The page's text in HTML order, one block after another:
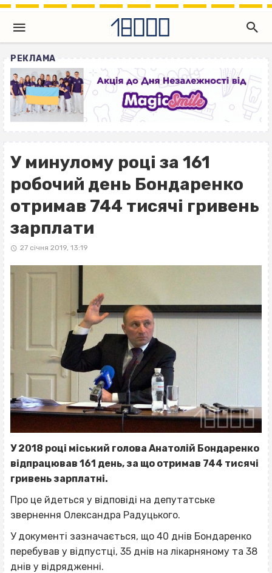
РЕКЛАМА
У минулому році за 161
робочий день Бондаренко
отримав 744 тисячі гривень
зарплати
27 січня 2019, 13:19
У 2018 році міський голова Анатолій Бондаренко
відпрацював 161 день, за що отримав 744 тисячі
гривень зарплатні.
Про це йдеться у відповіді на депутатське
звернення Олександра Радуцького.
У документі зазначається, що 40 днів Бондаренко
перебував у відпустці, 35 днів на лікарняному та 38
днів у відрядженні.